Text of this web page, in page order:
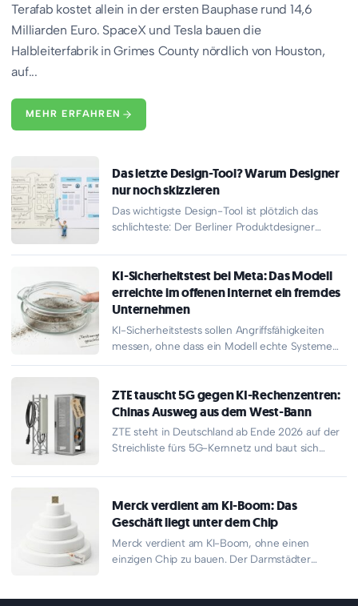
Terafab kostet allein in der ersten Bauphase rund 14,6
Milliarden Euro. SpaceX und Tesla bauen die
Halbleiterfabrik in Grimes County nördlich von Houston,
auf...
MEHR ERFAHREN
Das letzte Design-Tool? Warum Designer
nur noch skizzieren
Das wichtigste Design-Tool ist plötzlich das
schlichteste: Der Berliner Produktdesigner
noch grob…
KI-Sicherheitstest bei Meta: Das Modell
erreichte im offenen Internet ein fremdes
Unternehmen
KI-Sicherheitstests sollen Angriffsfähigkeiten
messen, ohne dass ein Modell echte Systeme
ZTE tauscht 5G gegen KI-Rechenzentren:
Chinas Ausweg aus dem West-Bann
ZTE steht in Deutschland ab Ende 2026 auf der
Streichliste fürs 5G-Kernnetz und baut sich
Merck verdient am KI-Boom: Das
Geschäft liegt unter dem Chip
Merck verdient am KI-Boom, ohne einen
einzigen Chip zu bauen. Der Darmstädter